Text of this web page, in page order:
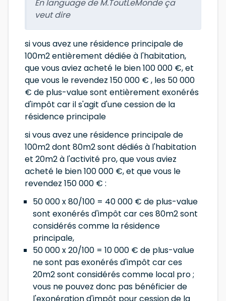
En language de M.ToutLeMonde ça
veut dire
si vous avez une résidence principale de
100m2 entièrement dédiée à l'habitation,
que vous aviez acheté le bien 100 000 €, et
que vous le revendez 150 000 € , les 50 000
€ de plus-value sont entièrement exonérés
d'impôt car il s'agit d'une cession de la
résidence principale
si vous avez une résidence principale de
100m2 dont 80m2 sont dédiés à l'habitation
et 20m2 à l'activité pro, que vous aviez
acheté le bien 100 000 €, et que vous le
revendez 150 000 € :
50 000 x 80/100 = 40 000 € de plus-value
sont exonérés d'impôt car ces 80m2 sont
considérés comme la résidence
principale,
50 000 x 20/100 = 10 000 € de plus-value
ne sont pas exonérés d'impôt car ces
20m2 sont considérés comme local pro ;
vous ne pouvez donc pas bénéficier de